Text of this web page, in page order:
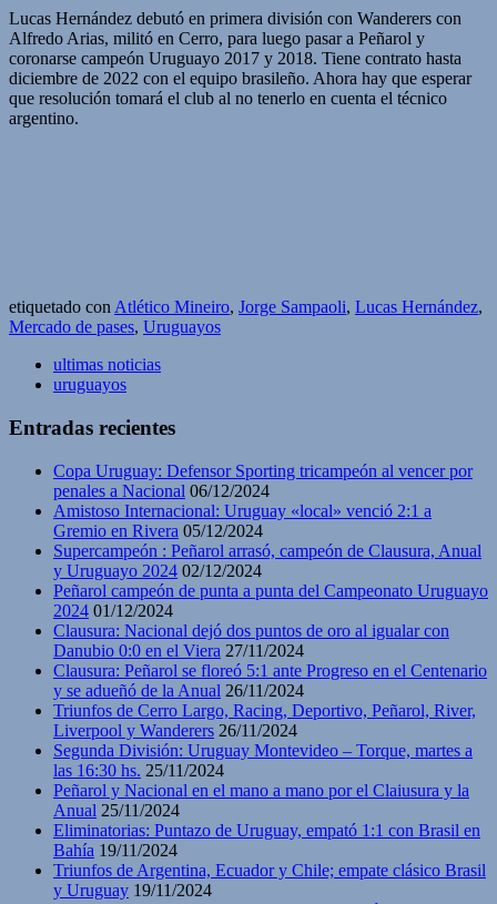
Lucas Hernández debutó en primera división con Wanderers con
Alfredo Arias, militó en Cerro, para luego pasar a Peñarol y
coronarse campeón Uruguayo 2017 y 2018. Tiene contrato hasta
diciembre de 2022 con el equipo brasileño. Ahora hay que esperar
que resolución tomará el club al no tenerlo en cuenta el técnico
argentino.
etiquetado conAtlético Mineiro, Jorge Sampaoli, Lucas Hernández,
Mercado de pases, Uruguayos
ultimas noticias
uruguayos
Entradas recientes
Copa Uruguay: Defensor Sporting tricampeón al vencer por
penales a Nacional 06/12/2024
Amistoso Internacional: Uruguay «local» venció 2:1 a
Gremio en Rivera 05/12/2024
Supercampeón : Peñarol arrasó, campeón de Clausura, Anual
y Uruguayo 2024 02/12/2024
Peñarol campeón de punta a punta del Campeonato Uruguayo
2024 01/12/2024
Clausura: Nacional dejó dos puntos de oro al igualar con
Danubio 0:0 en el Viera 27/11/2024
Clausura: Peñarol se floreó 5:1 ante Progreso en el Centenario
y se adueñó de la Anual 26/11/2024
Triunfos de Cerro Largo, Racing, Deportivo, Peñarol, River,
Liverpool y Wanderers 26/11/2024
Segunda División: Uruguay Montevideo – Torque, martes a
las 16:30 hs. 25/11/2024
Peñarol y Nacional en el mano a mano por el Claiusura y la
Anual 25/11/2024
Eliminatorias: Puntazo de Uruguay, empató 1:1 con Brasil en
Bahía 19/11/2024
Triunfos de Argentina, Ecuador y Chile; empate clásico Brasil
y Uruguay 19/11/2024